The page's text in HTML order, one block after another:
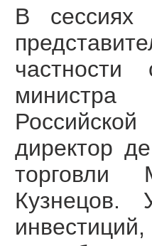
В сессиях
частности
министра
директор
торговли
Кузнецов.